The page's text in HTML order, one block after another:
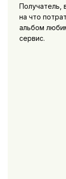
Получатель,
на что
альбом
сервис.